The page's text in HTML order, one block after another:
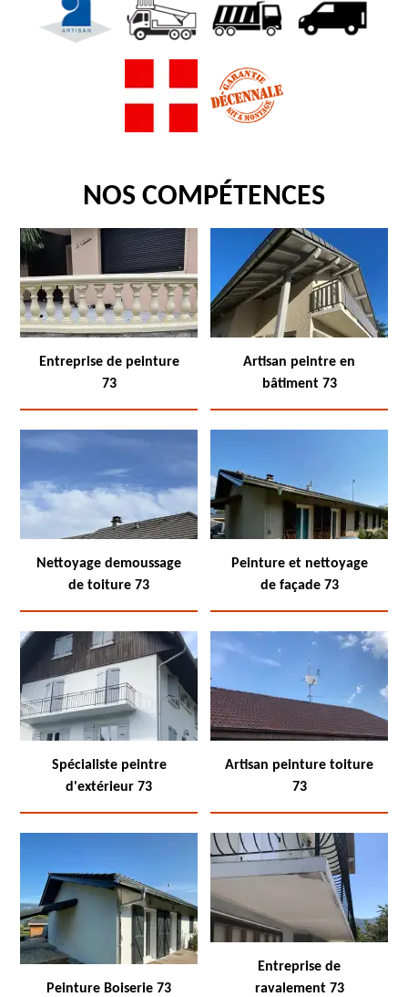
NOS COMPÉTENCES
Entreprise de peinture
73
Artisan peintre en
bâtiment 73
Nettoyage demoussage
de toiture 73
Peinture et nettoyage
de façade 73
Spécialiste peintre
d'extérieur 73
Artisan peinture toiture
73
Peinture Boiserie 73
Entreprise de
ravalement 73